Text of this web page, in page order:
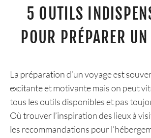
5 OUTILS
POUR PRÉPARER UN
La préparation d’un voyage est
excitante et motivante mais on peut
tous les outils disponibles et pas
Où trouver l’inspiration des lieux à
les recommandations pour